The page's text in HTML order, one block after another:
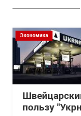
Экономика
пользу